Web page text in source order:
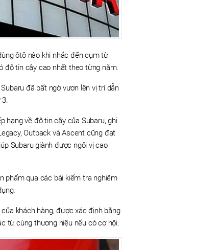
ôtô nào khi nhắc đến cụm từ
độ tin cậy cao nhất theo từng năm.
đã bất ngờ vươn lên vị trí dẫn
3.
hạng về độ tin cậy của Subaru, ghi
Outback và Ascent cũng đạt
Subaru giành được ngôi vị cao
phẩm qua các bài kiểm tra nghiêm
khách hàng, được xác định bằng
từ cùng thương hiệu nếu có cơ hội.